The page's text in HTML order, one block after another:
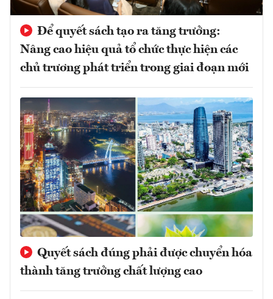
Để quyết sách tạo ra tăng trưởng:
Nâng cao hiệu quả tổ chức thực hiện các
chủ trương phát triển trong giai đoạn mới
Quyết sách đúng phải được chuyển hóa
thành tăng trưởng chất lượng cao